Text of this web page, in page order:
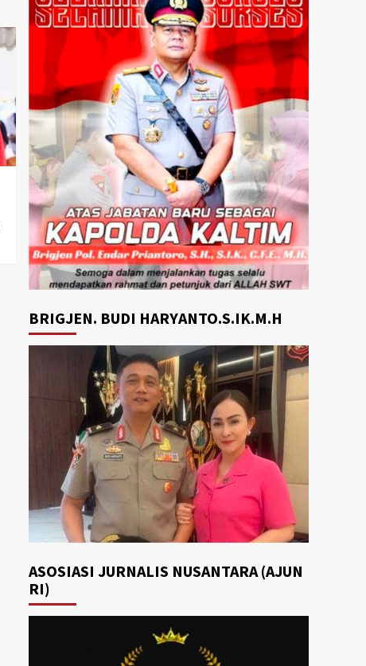
BRIGJEN. BUDI HARYANTO.S.IK.M.H
ASOSIASI JURNALIS NUSANTARA (AJUN
RI)